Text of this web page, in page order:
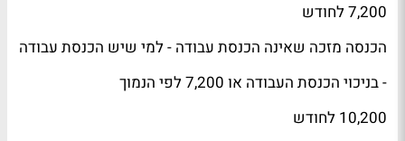
7,200 לחודש
הכנסה מזכה שאינה הכנסת עבודה - למי שיש הכנסת עבודה
- בניכוי הכנסת העבודה או 7,200 לפי הנמוך
10,200 לחודש